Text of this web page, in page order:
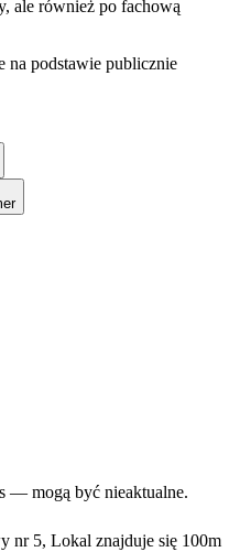
ale również po fachową
na podstawie publicznie
— mogą być nieaktualne.
nr 5, Lokal znajduje się 100m